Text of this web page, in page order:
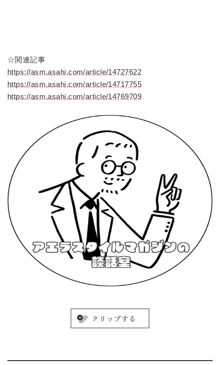
☆関連記事
https://asm.asahi.com/article/14727622
https://asm.asahi.com/article/14717755
https://asm.asahi.com/article/14769709